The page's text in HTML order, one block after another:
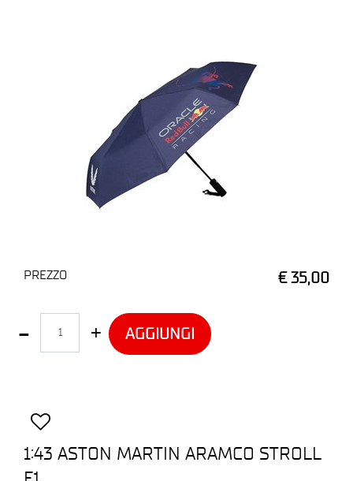
PREZZO € 35,00
AGGIUNGI
1:43 ASTON MARTIN ARAMCO STROLL